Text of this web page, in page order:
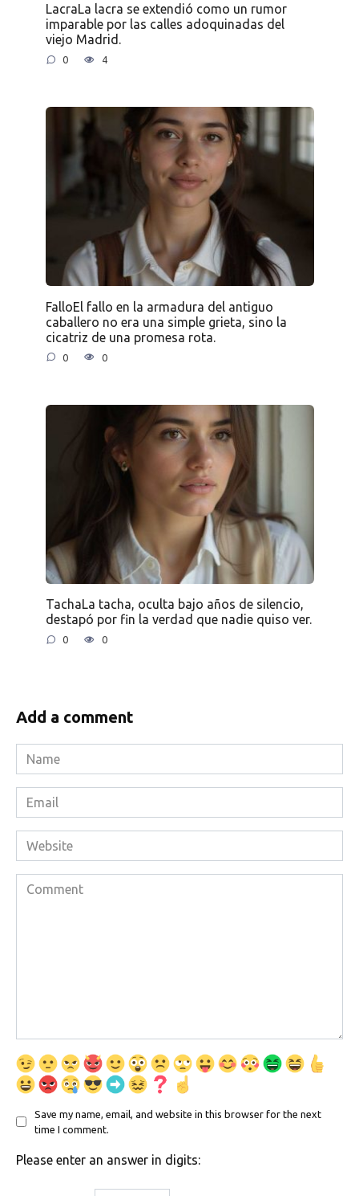
LacraLa lacra se extendió como un rumor
imparable por las calles adoquinadas del
viejo Madrid.
0 4
FalloEl fallo en la armadura del antiguo
caballero no era una simple grieta, sino la
cicatriz de una promesa rota.
0 0
TachaLa tacha, oculta bajo años de silencio,
destapó por fin la verdad que nadie quiso ver.
0 0
Add a comment
Name
*
Email
*
Website
Comment
Save my name, email, and website in this browser for the next
time I comment.
Please enter an answer in digits: